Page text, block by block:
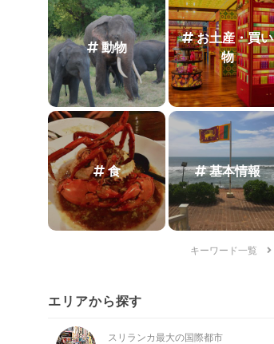
動物
お土産・買い
物
食 基本情報
キーワード一覧
エリアから探す
スリランカ最大の国際都市